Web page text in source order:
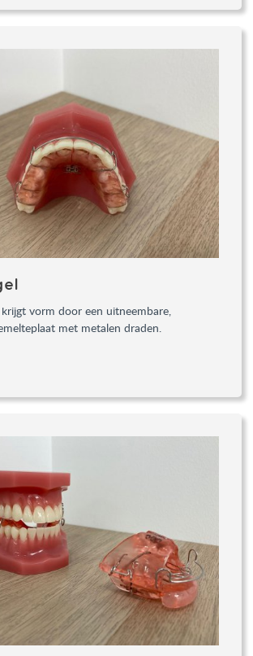
vorm door een uitneembare,
met metalen draden.